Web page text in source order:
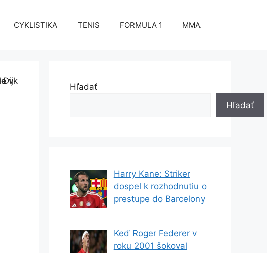
CYKLISTIKA TENIS FORMULA 1 MMA
Hľadať
Hľadať
Harry Kane: Striker
dospel k rozhodnutiu o
prestupe do Barcelony
Keď Roger Federer v
roku 2001 šokoval